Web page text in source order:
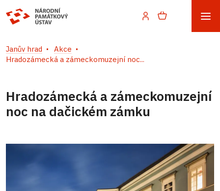
Janův hrad
Akce
Hradozámecká a zámeckomuzejní noc...
Hradozámecká a zámeckomuzejní
noc na dačickém zámku